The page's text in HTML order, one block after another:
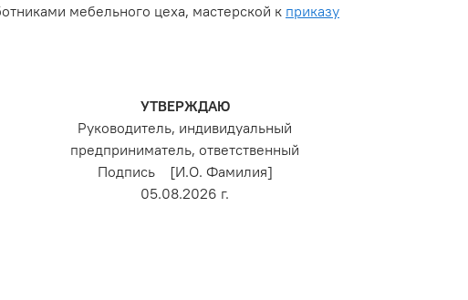
мебельного цеха, мастерской к приказу
УТВЕРЖДАЮ
Руководитель, индивидуальный
предприниматель, ответственный
Подпись [И.О. Фамилия]
05.08.2026 г.